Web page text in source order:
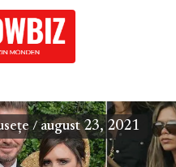
/august 23, 2021